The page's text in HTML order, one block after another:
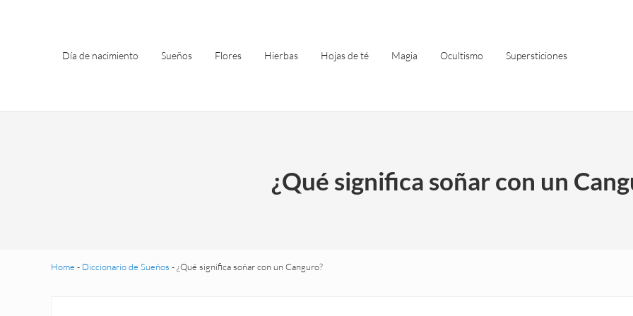
Día de nacimiento Sueños Flores Hierbas Hojas de té Magia Ocultismo Supersticiones
¿Qué significa soñar con un
Home - Diccionario de Sueños - ¿Qué significa soñar con un Canguro?